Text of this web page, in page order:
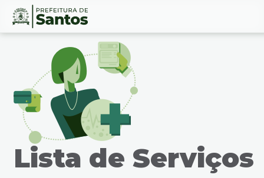
Ir
Conteúdo
Lista de Serviços